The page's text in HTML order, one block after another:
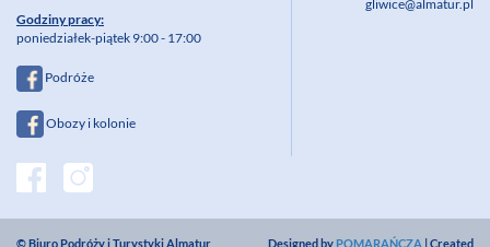
Godziny pracy:
poniedziałek-piątek 9:00 - 17:00
Podróże
Obozy i kolonie
gliwice@almatur.pl
© Biuro Podróży i Turystyki Almatur Designed by POMARAŃCZA | Created